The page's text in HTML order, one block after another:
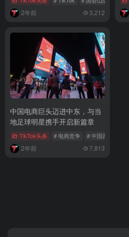
2年前 3,212
中国电商巨头迈进中东，与当
地足球明星携手开启新篇章
TikTok头条 # 电商竞争 # 中国四小龙
2年前 7,813